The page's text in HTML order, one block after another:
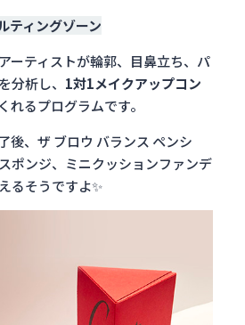
ティングゾーン
ーティストが輪郭、目鼻立ち、パ
分析し、 1対1メイクアップコン
れるプログラムです。
後、ザ ブロウ バランス ペンシ
ポンジ、ミニクッションファンデ
るそうですよ✨